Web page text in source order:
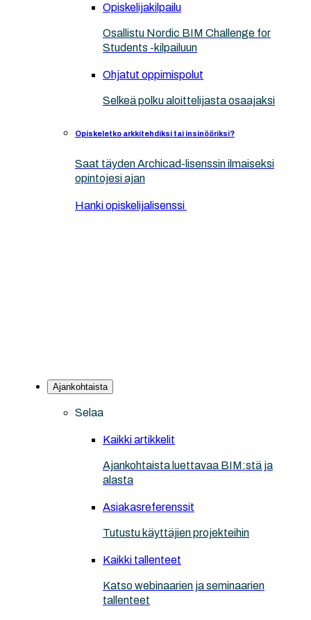
Opiskelijakilpailu
Osallistu Nordic BIM Challenge for
Students -kilpailuun
Ohjatut oppimispolut
Selkeä polku aloittelijasta osaajaksi
Opiskeletko arkkitehdiksi tai insinööriksi?
Saat täyden Archicad-lisenssin ilmaiseksi
opintojesi ajan
Hanki opiskelijalisenssi
Ajankohtaista
Selaa
Kaikki artikkelit
Ajankohtaista luettavaa BIM:stä ja
alasta
Asiakasreferenssit
Tutustu käyttäjien projekteihin
Kaikki tallenteet
Katso webinaarien ja seminaarien
tallenteet